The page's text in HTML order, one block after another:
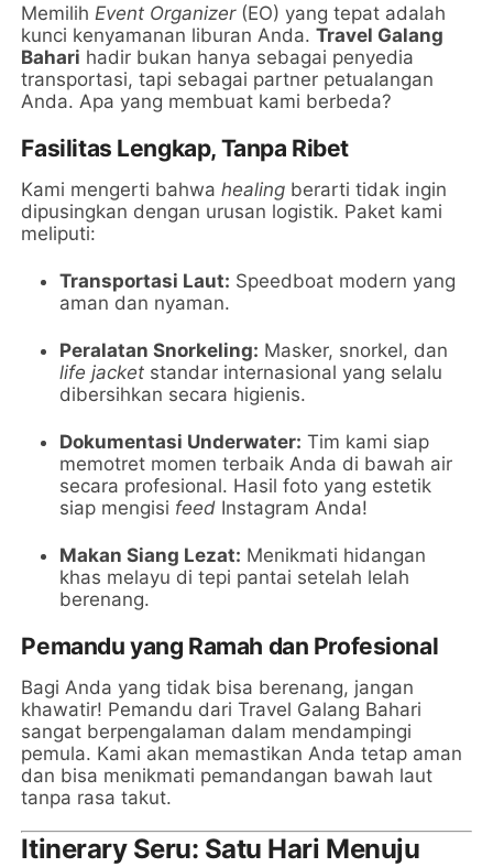
Memilih Event Organizer(EO) yang tepat adalah
kunci kenyamanan liburan Anda.Travel Galang
Bahari hadir bukan hanya sebagai penyedia
transportasi, tapi sebagai partner petualangan
Anda. Apa yang membuat kami berbeda?
Fasilitas Lengkap, Tanpa Ribet
Kami mengerti bahwahealing berarti tidak ingin
dipusingkan dengan urusan logistik. Paket kami
meliputi:
Transportasi Laut: Speedboat modern yang
aman dan nyaman.
Peralatan Snorkeling: Masker, snorkel, dan
life jacket standar internasional yang selalu
dibersihkan secara higienis.
Dokumentasi Underwater: Tim kami siap
memotret momen terbaik Anda di bawah air
secara profesional. Hasil foto yang estetik
siap mengisi feed Instagram Anda!
Makan Siang Lezat: Menikmati hidangan
khas melayu di tepi pantai setelah lelah
berenang.
Pemandu yang Ramah dan Profesional
Bagi Anda yang tidak bisa berenang, jangan
khawatir! Pemandu dari Travel Galang Bahari
sangat berpengalaman dalam mendampingi
pemula. Kami akan memastikan Anda tetap aman
dan bisa menikmati pemandangan bawah laut
tanpa rasa takut.
Itinerary Seru: Satu Hari Menuju